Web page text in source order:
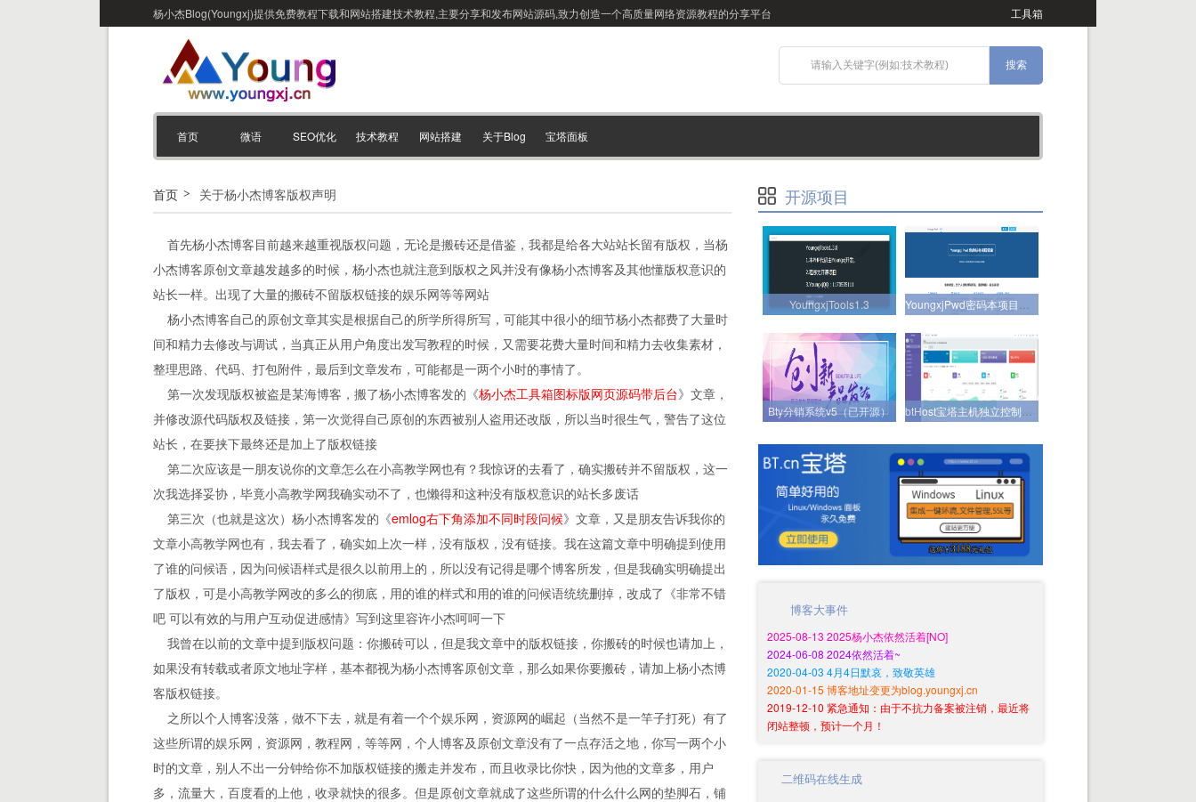
杨小杰Blog(Youngxj)提供免费教程下载和网站搭建技术教程,主要分享和发布网站源码,致力创造一个高质量网络资源教程的分享平台 工具箱
首页 微语 SEO优化 技术教程 网站搭建 关于Blog 宝塔面板
首页 关于杨小杰博客版权声明
首先杨小杰博客目前越来越重视版权问题，无论是搬砖还是借鉴，我都是给各大站站长留有版权，当杨
小杰博客原创文章越发越多的时候，杨小杰也就注意到版权之风并没有像杨小杰博客及其他懂版权意识的
站长一样。出现了大量的搬砖不留版权链接的娱乐网等等网站
杨小杰博客自己的原创文章其实是根据自己的所学所得所写，可能其中很小的细节杨小杰都费了大量时
间和精力去修改与调试，当真正从用户角度出发写教程的时候，又需要花费大量时间和精力去收集素材，
整理思路、代码、打包附件，最后到文章发布，可能都是一两个小时的事情了。
第一次发现版权被盗是某海博客，搬了杨小杰博客发的《杨小杰工具箱图标版网页源码带后台》文章，
并修改源代码版权及链接，第一次觉得自己原创的东西被别人盗用还改版，所以当时很生气，警告了这位
站长，在要挟下最终还是加上了版权链接
第二次应该是一朋友说你的文章怎么在小高教学网也有？我惊讶的去看了，确实搬砖并不留版权，这一
次我选择妥协，毕竟小高教学网我确实动不了，也懒得和这种没有版权意识的站长多废话
第三次（也就是这次）杨小杰博客发的《emlog右下角添加不同时段问候》文章，又是朋友告诉我你的
文章小高教学网也有，我去看了，确实如上次一样，没有版权，没有链接。我在这篇文章中明确提到使用
了谁的问候语，因为问候语样式是很久以前用上的，所以没有记得是哪个博客所发，但是我确实明确提出
了版权，可是小高教学网改的多么的彻底，用的谁的样式和用的谁的问候语统统删掉，改成了《非常不错
吧 可以有效的与用户互动促进感情》写到这里容许小杰呵呵一下
我曾在以前的文章中提到版权问题：你搬砖可以，但是我文章中的版权链接，你搬砖的时候也请加上，
如果没有转载或者原文地址字样，基本都视为杨小杰博客原创文章，那么如果你要搬砖，请加上杨小杰博
客版权链接。
之所以个人博客没落，做不下去，就是有着一个个娱乐网，资源网的崛起（当然不是一竿子打死）有了
这些所谓的娱乐网，资源网，教程网，等等网，个人博客及原创文章没有了一点存活之地，你写一两个小
时的文章，别人不出一分钟给你不加版权链接的搬走并发布，而且收录比你快，因为他的文章多，用户
多，流量大，百度看的上他，收录就快的很多。但是原创文章就成了这些所谓的什么什么网的垫脚石，铺
开源项目
YoungxjTools1.3
Bty分销系统v5（已开源）
博客大事件
2025-08-13 2025杨小杰依然活着[NO]
2024-06-08 2024依然活着~
2020-04-03 4月4日默哀，致敬英雄
2020-01-15 博客地址变更为blog.youngxj.cn
2019-12-10 紧急通知：由于不抗力备案被注销，最近将
闭站整顿，预计一个月！
二维码在线生成